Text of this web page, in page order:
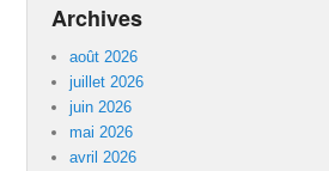
Archives
août 2026
juillet 2026
juin 2026
mai 2026
avril 2026